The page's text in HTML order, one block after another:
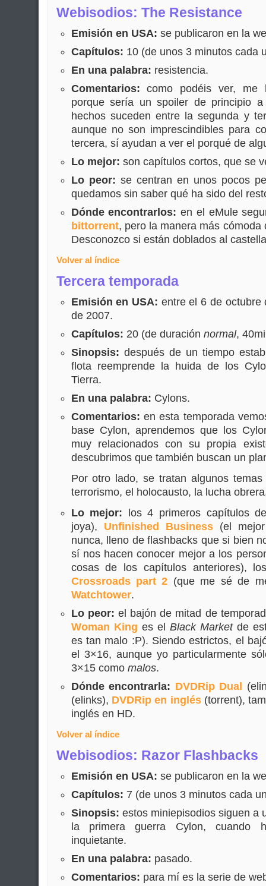
Webisodios: The Resistance
Emisión en USA: se publicaron en la
Capítulos: 10 (de unos 3 minutos cada
En una palabra: resistencia.
Comentarios: como podéis ver, me
porque sería un spoiler de principio
hechos suceden entre la segunda y
aunque no son imprescindibles para
tercera, sí ayudan a ver el porqué de
Lo mejor: son capítulos cortos, que se
Lo peor: se centran en unos pocos
quedamos sin saber qué ha sido del
Dónde encontrarlos: en el eMule
bittorrent, pero la manera más
Desconozco si están doblados al
Volver al índice
Tercera temporada
Emisión en USA: entre el 6 de octubre
de 2007.
Capítulos: 20 (de duración normal,
Sinopsis: después de un tiempo
flota reemprende la huida de los
Tierra.
En una palabra: Cylons.
Comentarios: en esta temporada
base Cylon, aprendemos que los
muy relacionados con su propia
descubrimos que también buscan un
Por otro lado, se tratan algunos
terrorismo, el holocausto, la lucha
Lo mejor: los 4 primeros capítulos
joya), Unfinished Business(el
nunca, lleno de flashbacks que si bien
sí nos hacen conocer mejor a los
cosas de los capítulos anteriores),
Crossroads part 2 (que me sé de
Watchtower.
Lo peor: el bajón de mitad de
Woman King es el Black Marketde
es tan malo :P). Siendo estrictos, el
el 3×16, aunque yo particularmente
3×15 como malos.
Dónde encontrarla: DVDRip Dual
(elinks), DVDRip en inglés(torrent),
inglés en HD.
Volver al índice
Webisodios: Razor Flashbacks
Emisión en USA: se publicaron en la
Capítulos: 7 (de unos 3 minutos cada
Sinopsis: estos miniepisodios siguen a
la primera guerra Cylon, cuando
inquietante.
En una palabra: pasado.
Comentarios: para mí es la serie de